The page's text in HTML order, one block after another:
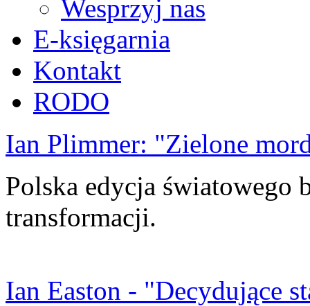
Wesprzyj nas
E-księgarnia
Kontakt
RODO
Ian Plimmer: "Zielone
Polska edycja światowego
transformacji.
Ian Easton - "Decydujące